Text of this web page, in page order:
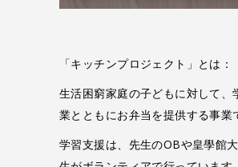
「キッチンプロジェクト」とは：
生活困窮家庭の子どもに対して、
業とともにお弁当を提供する事業
学習支援は、先生のOBや皇學館